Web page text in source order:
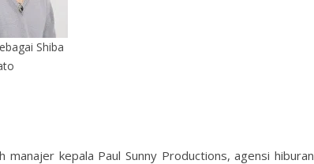
Shiba
kepala Paul Sunny Productions, agensi hiburan